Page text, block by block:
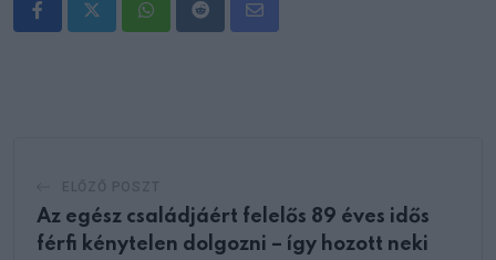
WhatsappRedditShare
Az egész családjáért felelős 89 éves idős
férfi kénytelen dolgozni – így hozott neki